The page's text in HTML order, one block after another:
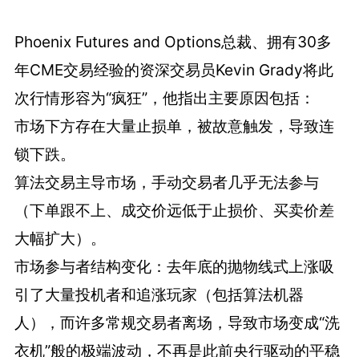
Phoenix Futures and Options总裁、拥有30多
年CME交易经验的资深交易员Kevin Grady将此
次行情形容为“疯狂”，他指出主要原因包括：
市场下方存在大量止损单，被故意触发，导致连
锁下跌。
算法交易主导市场，手动交易者几乎无法参与
（下单跟不上、成交价远低于止损价、买卖价差
大幅扩大）。
市场参与者结构变化：去年底的抛物线式上涨吸
引了大量投机者和追涨玩家（包括算法机器
人），而许多常规交易者离场，导致市场变成“洗
衣机”般的极端波动，不再是此前央行驱动的平稳